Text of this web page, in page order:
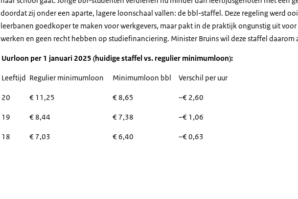
doordat zij onder een aparte, lagere loonschaal vallen: de bbl-staffel. Deze regeling werd
leerbanen goedkoper te maken voor werkgevers, maar pakt in de praktijk ongunstig uit
werken en geen recht hebben op studiefinanciering. Minister Bruins wil deze staffel daarom
Uurloon per 1 januari 2025 (huidige staffel vs. regulier minimumloon):
Leeftijd Regulier minimumloon Minimumloon bbl Verschil per uur
20 € 11,25 € 8,65 –€ 2,60
19 € 8,44 € 7,38 –€ 1,06
18 € 7,03 € 6,40 –€ 0,63